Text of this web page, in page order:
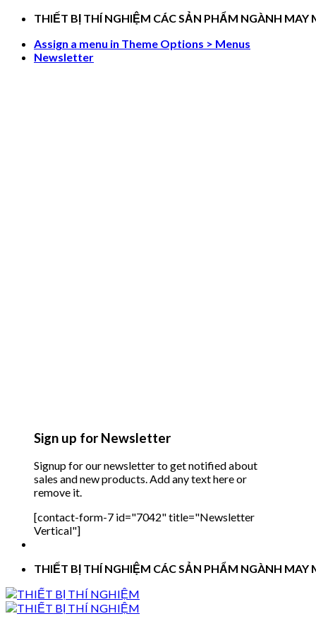
Skip
content
THIẾT BỊ THÍ NGHIỆM CÁC SẢN PHẨM NGÀNH MAY
Assign a menu in Theme Options > Menus
Newsletter
Sign up for Newsletter
Signup for our newsletter to get notified about
sales and new products. Add any text here or
remove it.
[contact-form-7 id="7042" title="Newsletter
Vertical"]
THIẾT BỊ THÍ NGHIỆM CÁC SẢN PHẨM NGÀNH MAY